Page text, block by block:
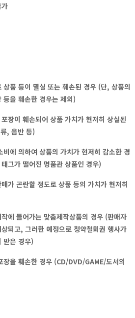
품 등이 멸실 또는 훼손된 경우 (단, 상품의
등을 훼손한 경우는 제외)
장이 훼손되어 상품 가치가 현저히 상실된
, 음반 등)
에 의하여 상품의 가치가 현저히 감소한 경
그가 떨어진 명품관 상품인 경우)
가 곤란할 정도로 상품 등의 가치가 현저히
에 들어가는 맞춤제작상품의 경우 (판매자
되고, 그러한 예정으로 청약철회권 행사가
받은 경우)
장을 훼손한 경우 (CD/DVD/GAME/도서의